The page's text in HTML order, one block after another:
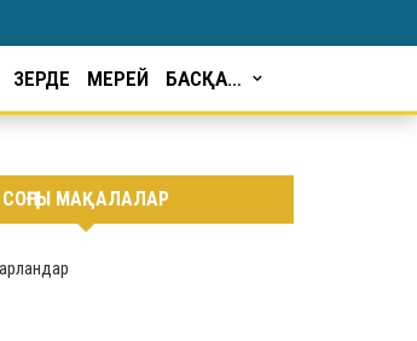
ЗЕРДЕ МЕРЕЙ БАСҚА…
СОҢҒЫ МАҚАЛАЛАР